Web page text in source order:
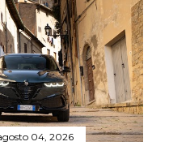
04, 2026